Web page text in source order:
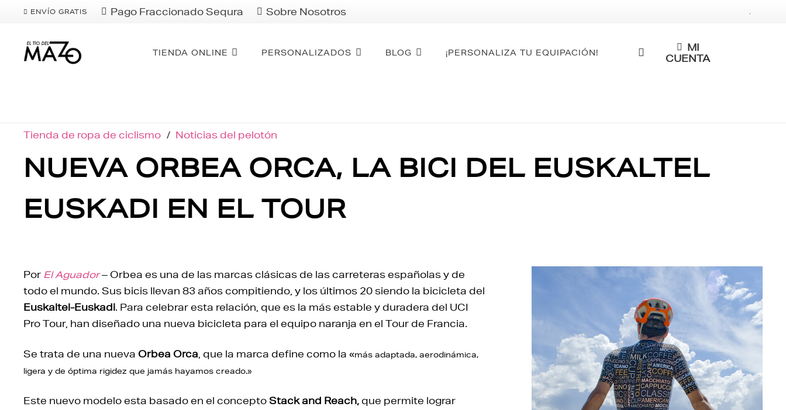
ENVÍO GRATIS Pago Fraccionado Sequra Sobre Nosotros .
TIENDA ONLINE PERSONALIZADOS BLOG ¡PERSONALIZA TU EQUIPACIÓN!
MI
CUENTA
Tienda de ropa de ciclismo / Noticias del pelotón
NUEVA ORBEA ORCA, LA BICI DEL EUSKALTEL
EUSKADI EN EL TOUR
Por El Aguador– Orbea es una de las marcas clásicas de las carreteras españolas y de
todo el mundo. Sus bicis llevan 83 años compitiendo, y los últimos 20 siendo la bicicleta del
Euskaltel-Euskadi. Para celebrar esta relación, que es la más estable y duradera del UCI
Pro Tour, han diseñado una nueva bicicleta para el equipo naranja en el Tour de Francia.
Se trata de una nueva Orbea Orca , que la marca define como la «más adaptada, aerodinámica,
ligera y de óptima rigidez que jamás hayamos creado.»
Este nuevo modelo esta basado en el conceptoStack and Reach,que permite lograr